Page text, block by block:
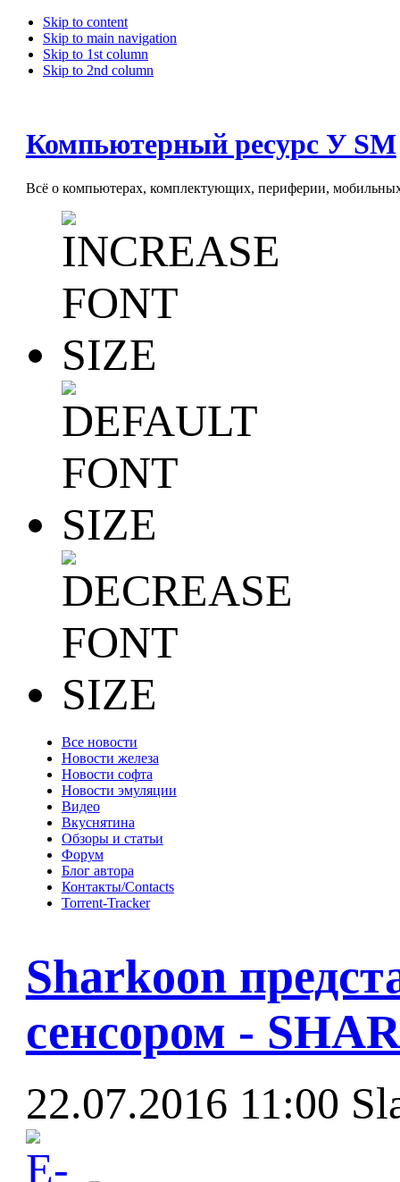
Skip to content
Skip to main navigation
Skip to 1st column
Skip to 2nd column
Компьютерный ресурс У SM
Всё о компьютерах, комплектующих, периферии, мобильных
Все новости
Новости железа
Новости софта
Новости эмуляции
Видео
Вкуснятина
Обзоры и статьи
Форум
Блог автора
Контакты/Contacts
Torrent-Tracker
Sharkoon
сенсором -
22.07.2016 11:00